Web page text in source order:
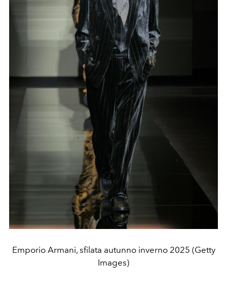
Emporio Armani, sfilata autunno inverno 2025 (Getty
Images)